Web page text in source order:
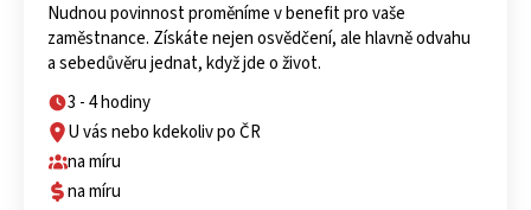
Nudnou povinnost proměníme v benefit pro vaše
zaměstnance. Získáte nejen osvědčení, ale hlavně odvahu
a sebedůvěru jednat, když jde o život.
3 - 4 hodiny
U vás nebo kdekoliv po ČR
na míru
na míru